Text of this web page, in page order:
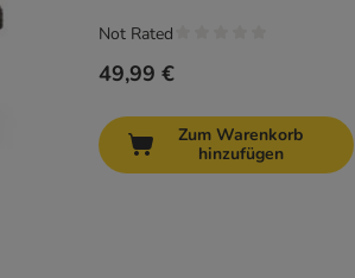
49,99 €
Not Rated
Zum Warenkorb
hinzufügen